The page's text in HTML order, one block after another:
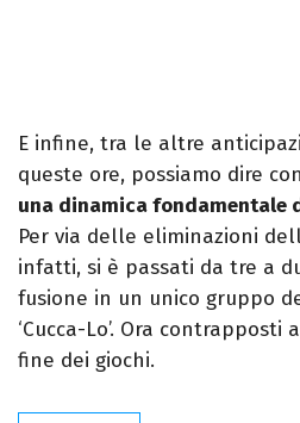
E infine, tra le altre
queste ore, possiamo dire
una dinamica fondamentale
Per via delle eliminazioni
infatti, si è passati da tre a
fusione in un unico gruppo
‘Cucca-Lo’. Ora contrapposti
fine dei giochi.